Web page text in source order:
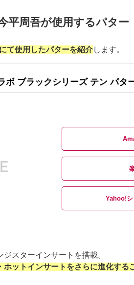
平周吾が使用するパター
て使用したパターを紹介します。
ボ ブラックシリーズ テン パタ
Yahoo!
スターインサートを搭載。
ットインサートをさらに進化する